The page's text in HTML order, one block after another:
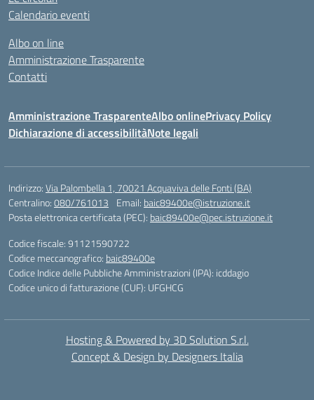
Calendario eventi
Albo on line
Amministrazione Trasparente
Contatti
Amministrazione TrasparenteAlbo onlinePrivacy Policy
Dichiarazione di accessibilitàNote legali
Indirizzo:Via Palombella 1, 70021 Acquaviva delle Fonti (BA)
Centralino:080/761013 Email: baic89400e@istruzione.it
Posta elettronica certificata (PEC): baic89400e@pec.istruzione.it
Codice fiscale: 91121590722
Codice meccanografico: baic89400e
Codice Indice delle Pubbliche Amministrazioni (IPA): icddagio
Codice unico di fatturazione (CUF): UFGHCG
Hosting & Powered by 3D Solution S.r.l.
Concept & Design by Designers Italia